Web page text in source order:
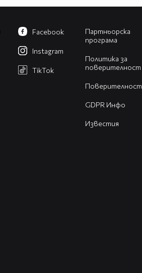
Партньорска
програма
Политика за
поверителност
Поверителност
GDPR Инфо
Известия
Facebook
Instagram
TikTok